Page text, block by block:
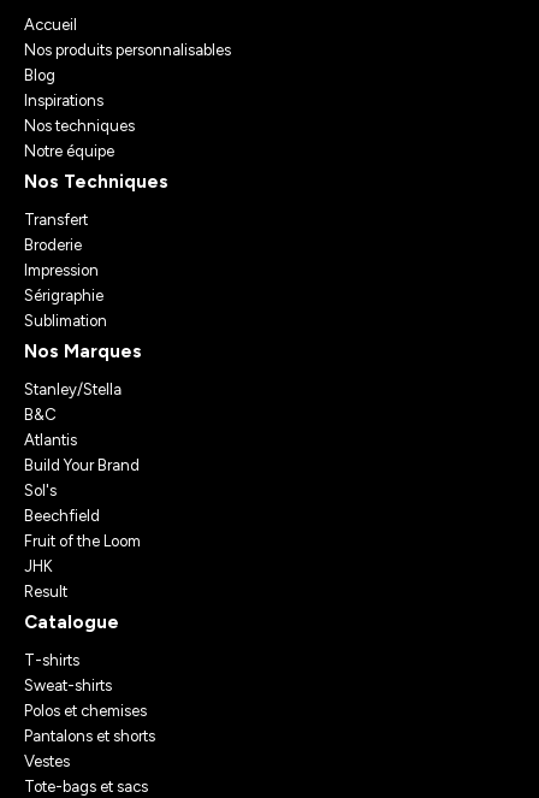
Accueil
Nos produits personnalisables
Blog
Inspirations
Nos techniques
Notre équipe
Nos Techniques
Transfert
Broderie
Impression
Sérigraphie
Sublimation
Nos Marques
Stanley/Stella
B&C
Atlantis
Build Your Brand
Sol's
Beechfield
Fruit of the Loom
JHK
Result
Catalogue
T-shirts
Sweat-shirts
Polos et chemises
Pantalons et shorts
Vestes
Tote-bags et sacs